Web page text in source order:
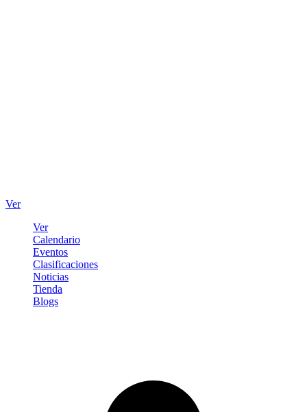
Ver
Ver
Calendario
Eventos
Clasificaciones
Noticias
Tienda
Blogs